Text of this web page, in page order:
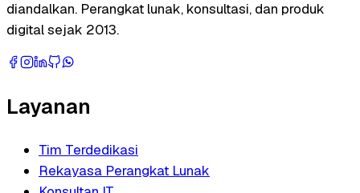
diandalkan. Perangkat lunak, konsultasi, dan produk
digital sejak 2013.
Layanan
Tim Terdedikasi
Rekayasa Perangkat Lunak